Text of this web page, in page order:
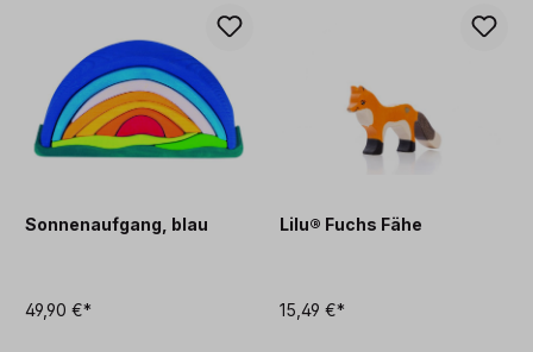
Sonnenaufgang, blau
49,90 €*
Lilu® Fuchs Fähe
15,49 €*